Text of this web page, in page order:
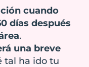
cuando
días después
.
una breve
tal ha ido tu